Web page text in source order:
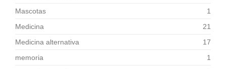
Mascotas
1
Medicina
21
Medicina alternativa
17
memoria
1